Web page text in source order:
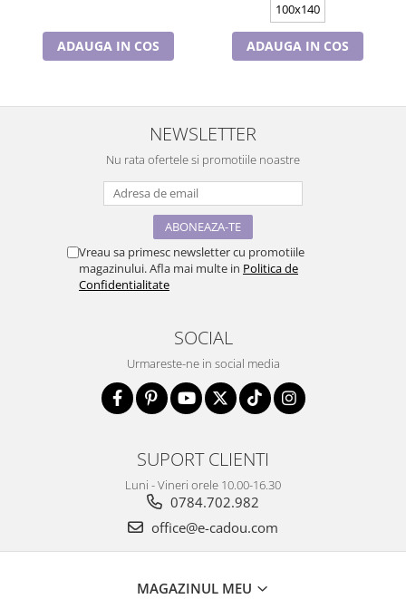
ADAUGA IN COS
100x140
ADAUGA IN COS
NEWSLETTER
Nu rata ofertele si promotiile noastre
Vreau sa primesc newsletter cu promotiile
magazinului. Afla mai multe in Politica de
Confidentialitate
SOCIAL
Urmareste-ne in social media
SUPORT CLIENTI
Luni - Vineri orele 10.00-16.30
0784.702.982
office@e-cadou.com
MAGAZINUL MEU